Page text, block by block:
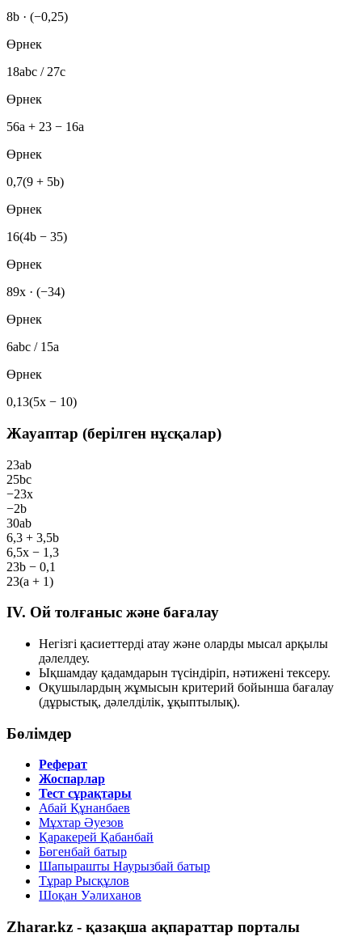
8b · (−0,25)
Өрнек
18abc / 27c
Өрнек
56a + 23 − 16a
Өрнек
0,7(9 + 5b)
Өрнек
16(4b − 35)
Өрнек
89x · (−34)
Өрнек
6abc / 15a
Өрнек
0,13(5x − 10)
Жауаптар (берілген нұсқалар)
23ab
25bc
−23x
−2b
30ab
6,3 + 3,5b
6,5x − 1,3
23b − 0,1
23(a + 1)
IV. Ой толғаныс және бағалау
Негізгі қасиеттерді атау және оларды мысал арқылы
дәлелдеу.
Ықшамдау қадамдарын түсіндіріп, нәтижені тексеру.
Оқушылардың жұмысын критерий бойынша бағалау
(дұрыстық, дәлелділік, ұқыптылық).
Бөлімдер
Реферат
Жоспарлар
Тест сұрақтары
Абай Құнанбаев
Мұхтар Әуезов
Қаракерей Қабанбай
Бөгенбай батыр
Шапырашты Наурызбай батыр
Тұрар Рысқұлов
Шоқан Уәлиханов
Zharar.kz - қазақша ақпараттар порталы